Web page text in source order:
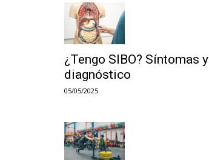
¿Tengo SIBO? Síntomas y
diagnóstico
05/05/2025